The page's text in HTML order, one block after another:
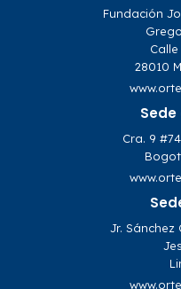
Fundación
28010
Cra. 9
Jr. Sánchez